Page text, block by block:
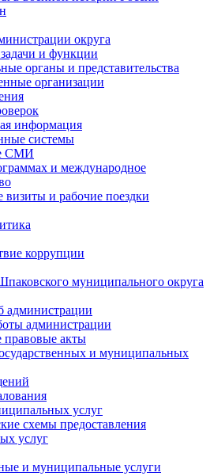
округа
и функции
органы и представительства
организации
информация
системы
СМИ
и международное
и рабочие поездки
коррупции
муниципального округа
администрации
администрации
акты
и муниципальных
услуг
схемы предоставления
услуг
и муниципальные услуги